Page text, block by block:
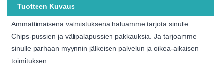
Tuotteen Kuvaus
Ammattimaisena valmistuksena haluamme tarjota sinulle
Chips-pussien ja välipalapussien pakkauksia. Ja tarjoamme
sinulle parhaan myynnin jälkeisen palvelun ja oikea-aikaisen
toimituksen.